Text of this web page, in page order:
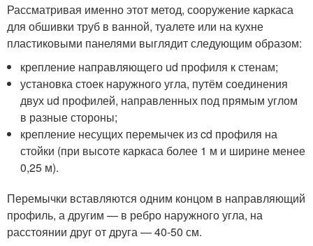
Рассматривая именно этот метод, сооружение каркаса
для обшивки труб в ванной, туалете или на кухне
пластиковыми панелями выглядит следующим образом:
крепление направляющего ud профиля к стенам;
установка стоек наружного угла, путём соединения
двух ud профилей, направленных под прямым углом
в разные стороны;
крепление несущих перемычек из cd профиля на
стойки (при высоте каркаса более 1 м и ширине менее
0,25 м).
Перемычки вставляются одним концом в направляющий
профиль, а другим — в ребро наружного угла, на
расстоянии друг от друга — 40-50 см.